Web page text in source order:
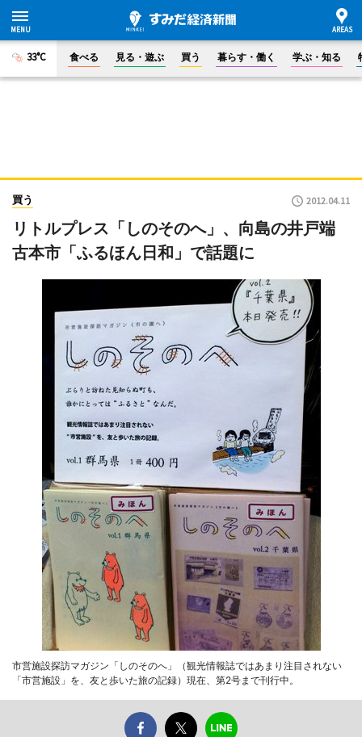
33°C 食べる 見る・遊ぶ 買う 暮らす・働く 学ぶ・知る
買う 2012.04.11
リトルプレス「しのそのへ」、向島の井戸端
古本市「ふるほん日和」で話題に
市営施設探訪マガジン「しのそのへ」（観光情報誌ではあまり注目されない
「市営施設」を、友と歩いた旅の記録）現在、第2号まで刊行中。